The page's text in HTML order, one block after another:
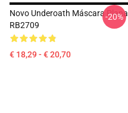
Novo Underoath Máscara Plana
RB2709
€ 18,29 - € 20,70
-20%